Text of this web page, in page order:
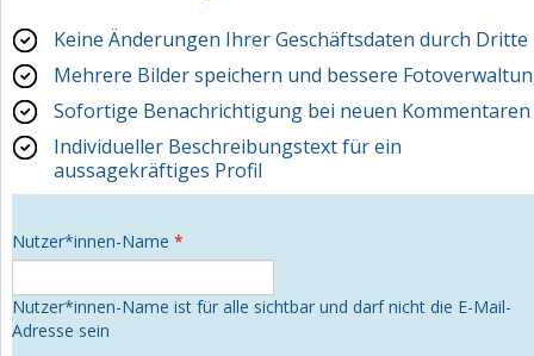
Keine Änderungen Ihrer Geschäftsdaten durch Dritte
Mehrere Bilder speichern und bessere
Sofortige Benachrichtigung bei neuen Kommentaren
Individueller Beschreibungstext für ein
aussagekräftiges Profil
Nutzer*innen-Name *
Nutzer*innen-Name ist für alle sichtbar und darf nicht die E-Mail-
Adresse sein